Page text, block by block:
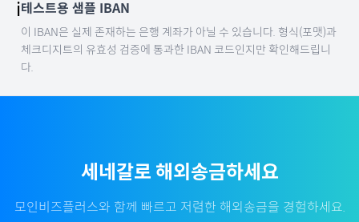
ℹ️테스트용 샘플 IBAN
이 IBAN은 실제 존재하는 은행 계좌가 아닐 수 있습니다. 형식(포맷)과
체크디지트의 유효성 검증에 통과한 IBAN 코드인지만 확인해드립니
다.
세네갈로 해외송금하세요
모인비즈플러스와 함께 빠르고 저렴한 해외송금을 경험하세요.